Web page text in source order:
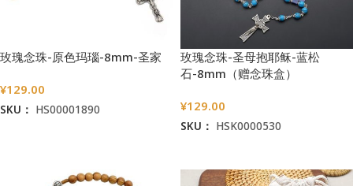
玫瑰念珠-原色玛瑙-8mm-圣家
¥129.00
SKU： HS00001890
玫瑰念珠-圣母抱耶稣-蓝松
石-8mm（赠念珠盒）
¥129.00
SKU： HSK0000530